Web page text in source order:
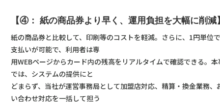
【④： 紙の商品券より早く、運用負担を大幅に削減
紙の商品券と比較して、印刷等のコストを軽減。さらに、1円単位
支払いが可能で、利用者は専
用WEBページからカード内の残高をリアルタイムで確認できる。
では、システムの提供にと
どまらず、当社が運営事務局として加盟店対応、精算・換金業務、
い合わせ対応を一括して担う